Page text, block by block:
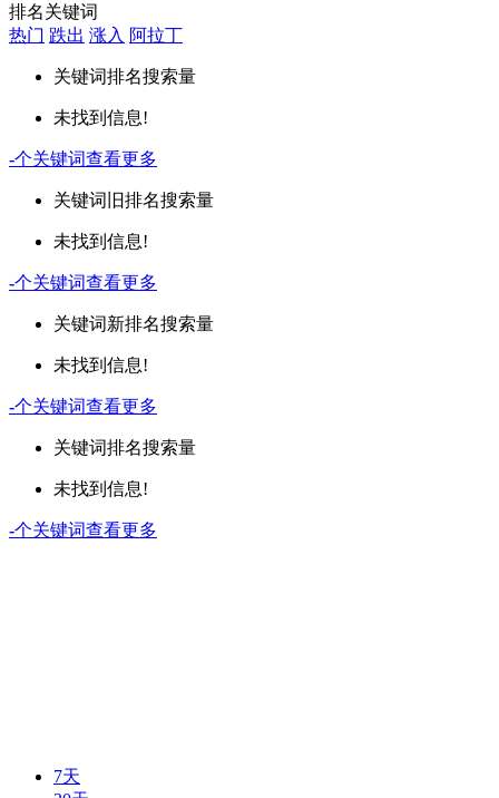
排名关键词
热门 跌出 涨入 阿拉丁
关键词排名搜索量
未找到信息!
-个关键词查看更多
关键词 旧排名搜索量
未找到信息!
-个关键词查看更多
关键词新排名搜索量
未找到信息!
-个关键词查看更多
关键词排名搜索量
未找到信息!
-个关键词查看更多
7天